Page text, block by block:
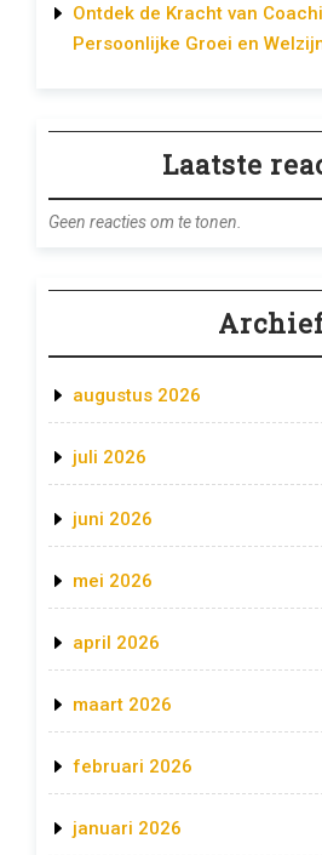
Ontdek de Kracht van
Persoonlijke Groei en
Laatste
Geen reacties om te tonen.
augustus 2026
juli 2026
juni 2026
mei 2026
april 2026
maart 2026
februari 2026
januari 2026